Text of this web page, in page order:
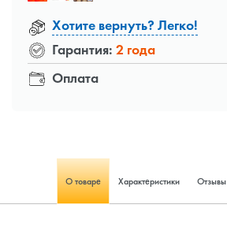
Оплата
Хотите вернуть? Легко!
Гарантия: 2 года
О товаре Характеристики Отзывы